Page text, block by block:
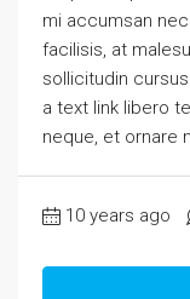
mi accumsan
facilisis, at
sollicitudin
a text link libero
neque, et ornare
10 years ago